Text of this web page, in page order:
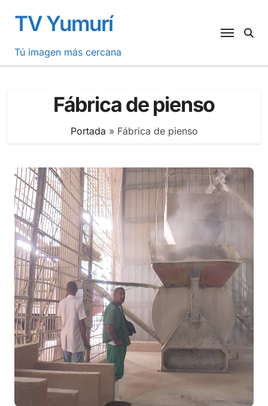
contenido
TV Yumurí
Tú imagen más cercana
Fábrica de pienso
Portada » Fábrica de pienso